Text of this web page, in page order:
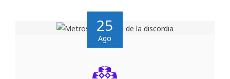
25
Ago